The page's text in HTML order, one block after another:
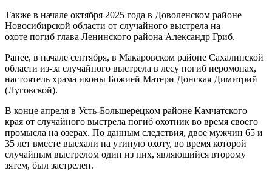
Также в начале октября 2025 года в Доволенском районе
Новосибирской области от случайного выстрела на
охоте погиб глава Ленинского района Александр Гриб.
Ранее, в начале сентября, в Макаровском районе Сахалинской
области из-за случайного выстрела в лесу погиб иеромонах,
настоятель храма иконы Божией Матери Донская Димитрий
(Луговской).
В конце апреля в Усть-Большерецком районе Камчатского
края от случайного выстрела погиб охотник во время своего
промысла на озерах. По данным следствия, двое мужчин 65 и
35 лет вместе выехали на утиную охоту, во время которой
случайным выстрелом один из них, являющийся второму
зятем, был застрелен.